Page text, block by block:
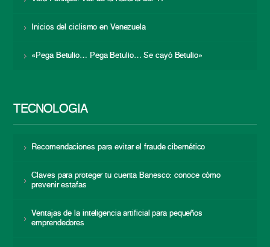
Inicios del ciclismo en Venezuela
«Pega Betulio… Pega Betulio… Se cayó Betulio»
TECNOLOGÍA
Recomendaciones para evitar el fraude cibernético
Claves para proteger tu cuenta Banesco: conoce cómo
prevenir estafas
Ventajas de la inteligencia artificial para pequeños
emprendedores